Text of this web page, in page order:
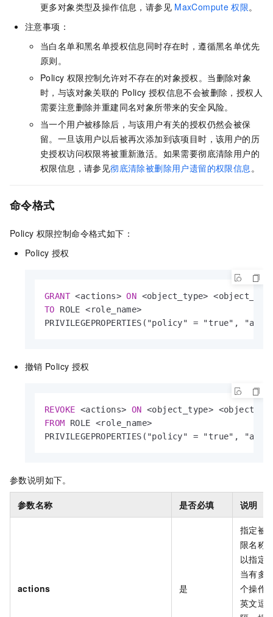
更多对象类型及操作信息，请参见 MaxCompute 权限。
注意事项：
当白名单和黑名单授权信息同时存在时，遵循黑名单优先
原则。
Policy 权限控制允许对不存在的对象授权。当删除对象
时，与该对象关联的 Policy 授权信息不会被删除，授权人
需要注意删除并重建同名对象所带来的安全风险。
当一个用户被移除后，与该用户有关的授权仍然会被保
留。一旦该用户以后被再次添加到该项目时，该用户的历
史授权访问权限将被重新激活。如果需要彻底清除用户的
权限信息，请参见彻底清除被删除用户遗留的权限信息。
命令格式
Policy 权限控制命令格式如下：
Policy 授权
GRANT <actions> ON <object_type> <
TO ROLE <role_name>
PRIVILEGEPROPERTIES("policy" = "true",
撤销 Policy 授权
REVOKE <actions> ON <object_type> <
FROM ROLE <role_name>
PRIVILEGEPROPERTIES("policy" = "true",
参数说明如下。
参数名称 是否必填 说明
actions 是
指定被
限名称
以指定
当有多
个操作
英文逗